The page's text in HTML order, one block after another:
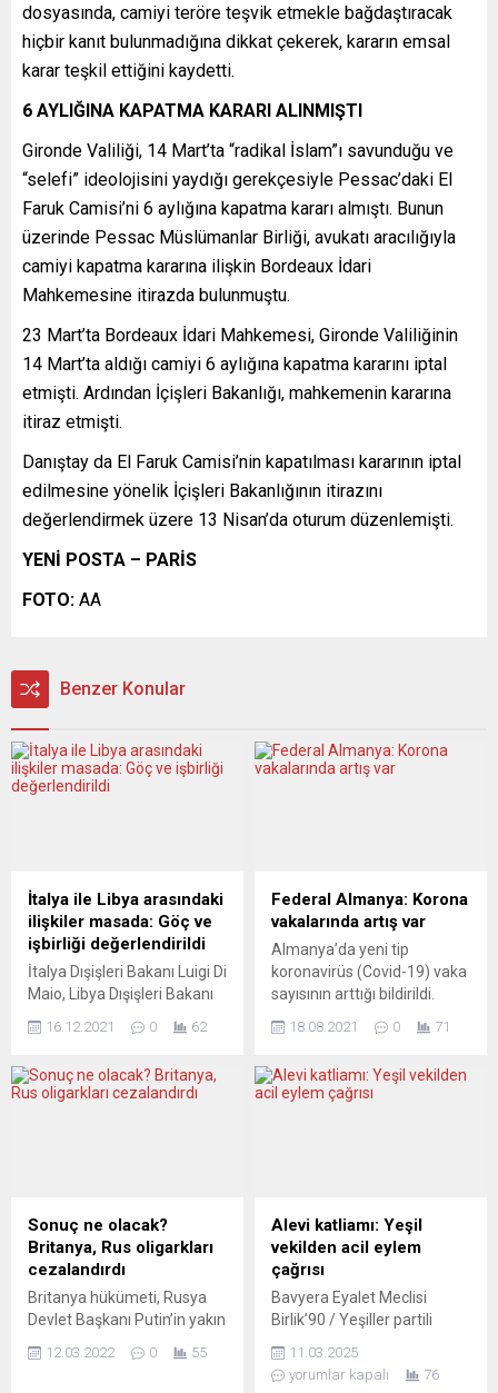
dosyasında, camiyi teröre teşvik etmekle bağdaştıracak
hiçbir kanıt bulunmadığına dikkat çekerek, kararın emsal
karar teşkil ettiğini kaydetti.
6 AYLIĞINA KAPATMA KARARI ALINMIŞTI
Gironde Valiliği, 14 Mart’ta “radikal İslam”ı savunduğu ve
“selefi” ideolojisini yaydığı gerekçesiyle Pessac’daki El
Faruk Camisi’ni 6 aylığına kapatma kararı almıştı. Bunun
üzerinde Pessac Müslümanlar Birliği, avukatı aracılığıyla
camiyi kapatma kararına ilişkin Bordeaux İdari
Mahkemesine itirazda bulunmuştu.
23 Mart’ta Bordeaux İdari Mahkemesi, Gironde Valiliğinin
14 Mart’ta aldığı camiyi 6 aylığına kapatma kararını iptal
etmişti. Ardından İçişleri Bakanlığı, mahkemenin kararına
itiraz etmişti.
Danıştay da El Faruk Camisi’nin kapatılması kararının iptal
edilmesine yönelik İçişleri Bakanlığının itirazını
değerlendirmek üzere 13 Nisan’da oturum düzenlemişti.
YENİ POSTA – PARİS
FOTO: AA
Benzer Konular
İtalya ile Libya arasındaki
ilişkiler masada: Göç ve
işbirliği değerlendirildi
İtalya Dışişleri Bakanı Luigi Di
Maio, Libya Dışişleri Bakanı
Roma’da bir araya geldi.
yapılan yazılı açıklamaya
göre, Bakan Di Maio, Libya
arasındaki ilişkilerin stratejik
yapısını ve ikili ortaklığı
güçlendirmeye devam...
16.12.2021 0 62
Federal Almanya: Korona
vakalarında artış var
Almanya’da yeni tip
koronavirüs (Covid-19) vaka
sayısının arttığı bildirildi.
22 kişi öldü. Robert Koch
açıklamada, ülkede son 24
saatte 8 bin 324 kişide
Son 24 saatte Covid-19’a
bağlı 22 kişinin...
18.08.2021 0 71
Sonuç ne olacak?
Britanya, Rus oligarkları
cezalandırdı
Britanya hükümeti, Rusya
Devlet Başkanı Putin’in yakın
yedi Rus oligarka yaptırım
12.03.2022 0 55
Alevi katliamı: Yeşil
vekilden acil eylem
çağrısı
Bavyera Eyalet Meclisi
Birlik’90 / Yeşiller partili
Almanya Dışişleri Bakanı
Annalena Baerbock ve
11.03.2025
yorumlar kapalı
76